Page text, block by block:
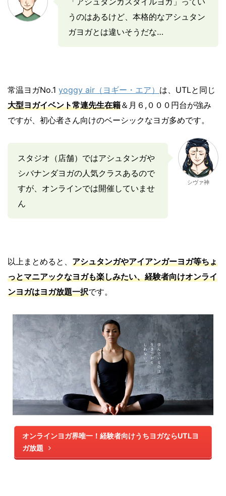
うのはあるけど、本格的なアシュタン
ガヨガとは違いそうだな…
常温ヨガNo.1 yoggy air（ヨギー・エア） は、UTLと同じ
大型ヨガイベント常連先生在籍＆月６,０００円台が強み
ですが、初心者さん向けのベーシックなヨガ多めです。
スタジオ（店舗）ではアシュタンガや
シバナンダヨガの人気クラスあるので
すが、オンラインでは開催していませ
ん
シヴァ神
以上まとめると、 アシュタンガやアイアンガーヨガ等ちょ
っとマニアックなヨガも楽しみたい、経験者向けオンライ
ンヨガはヨガ放題一択です。
オンラインヨガ界唯一！経験者向けうちヨガならUTLヨ
ガ放題